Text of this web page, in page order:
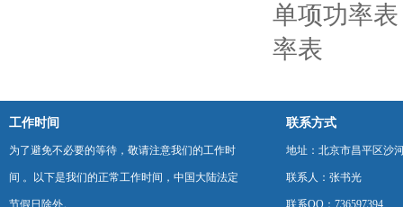
单项功率表
率表
工作时间
为了避免不必要的等待，敬请注意我们的工作时
间 。以下是我们的正常工作时间，中国大陆法定
节假日除外。
联系方式
地址：北京市昌平区沙
联系人：张书光
联系QQ：736597394